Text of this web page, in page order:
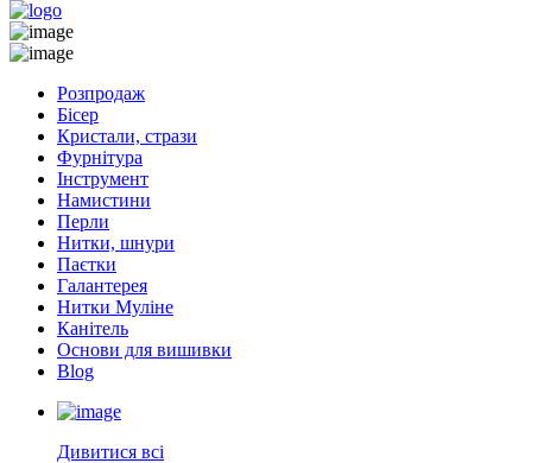
Розпродаж
Бісер
Кристали, стрази
Фурнітура
Інструмент
Намистини
Перли
Нитки, шнури
Паєтки
Галантерея
Нитки Муліне
Канітель
Основи для вишивки
Blog
Дивитися всі